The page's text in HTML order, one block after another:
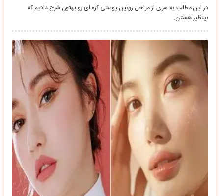
در این مطلب یه سری از مراحل روتین پوستی کره ای رو بهتون شرح دادیم که
بینظیر هستن.